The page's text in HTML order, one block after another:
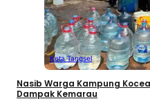
Kota Tangsel
Nasib Warga Kampung
Dampak Kemarau